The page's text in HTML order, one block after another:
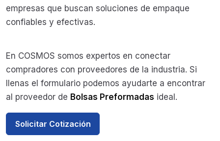
empresas que buscan soluciones de empaque
confiables y efectivas.
En COSMOS somos expertos en conectar
compradores con proveedores de la industria. Si
llenas el formulario podemos ayudarte a encontrar
al proveedor de Bolsas Preformadas ideal.
Solicitar Cotización